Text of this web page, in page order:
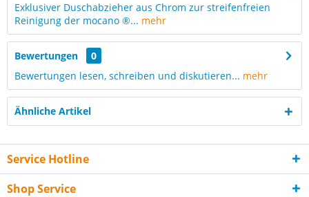
Exklusiver Duschabzieher aus Chrom zur streifenfreien
Reinigung der mocano ®... mehr
Bewertungen
0
Bewertungen lesen, schreiben und diskutieren... mehr
Ähnliche Artikel
Service Hotline
Shop Service